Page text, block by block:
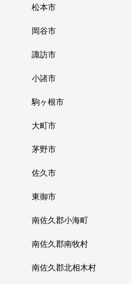
松本市
岡谷市
諏訪市
小諸市
駒ヶ根市
大町市
茅野市
佐久市
東御市
南佐久郡小海町
南佐久郡南牧村
南佐久郡北相木村